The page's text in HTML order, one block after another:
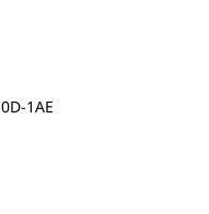
1AE